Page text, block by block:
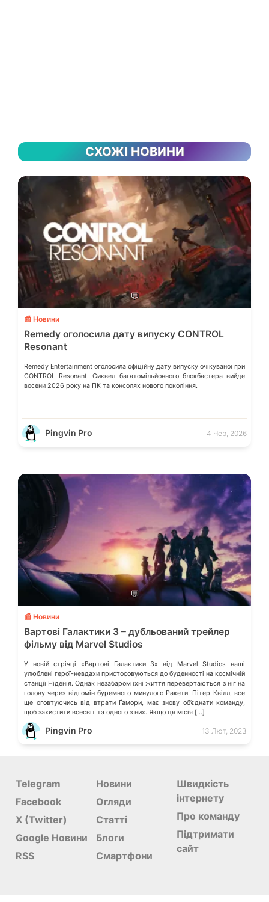
СХОЖІ НОВИНИ
💬
📰 Новини
Remedy оголосила дату випуску CONTROL
Resonant
Remedy Entertainment оголосила офіційну дату випуску очікуваної гри
CONTROL Resonant. Сиквел багатомільйонного блокбастера вийде
восени 2026 року на ПК та консолях нового покоління.
Pingvin Pro 4 Чер, 2026
💬
📰 Новини
Вартові Галактики 3 – дубльований трейлер
фільму від Marvel Studios
У новій стрічці «Вартові Галактики 3» від Marvel Studios наші
улюблені герої-невдахи пристосовуються до буденності на космічній
станції Ніденія. Однак незабаром їхні життя перевертаються з ніг на
голову через відгомін буремного минулого Ракети. Пітер Квілл, все
ще оговтуючись від втрати Ґамори, має знову об’єднати команду,
щоб захистити всесвіт та одного з них. Якщо ця місія […]
Pingvin Pro 13 Лют, 2023
Telegram
Facebook
X (Twitter)
Google Новини
RSS
Новини
Огляди
Статті
Блоги
Смартфони
Швидкість
інтернету
Про команду
Підтримати
сайт